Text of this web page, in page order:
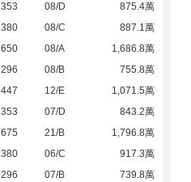
353 08/D
875.4萬
380 08/C
887.1萬
650 08/A
1,686.8萬
296 08/B
755.8萬
447 12/E
1,071.5萬
353 07/D
843.2萬
675 21/B
1,796.8萬
380 06/C
917.3萬
296 07/B
739.8萬